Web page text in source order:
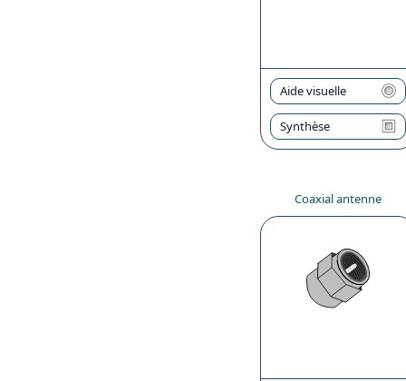
Aide visuelle
Synthèse
Coaxial antenne